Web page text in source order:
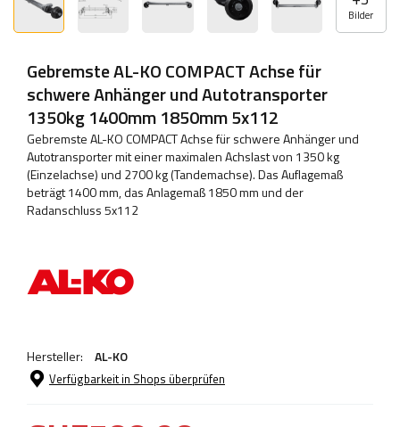
Bilder
Gebremste AL-KO COMPACT Achse für
schwere Anhänger und Autotransporter
1350kg 1400mm 1850mm 5x112
Gebremste AL-KO COMPACT Achse für schwere Anhänger und
Autotransporter mit einer maximalen Achslast von 1350 kg
(Einzelachse) und 2700 kg (Tandemachse). Das Auflagemaß
beträgt 1400 mm, das Anlagemaß 1850 mm und der
Radanschluss 5x112
Hersteller: AL-KO
Verfügbarkeit in Shops überprüfen